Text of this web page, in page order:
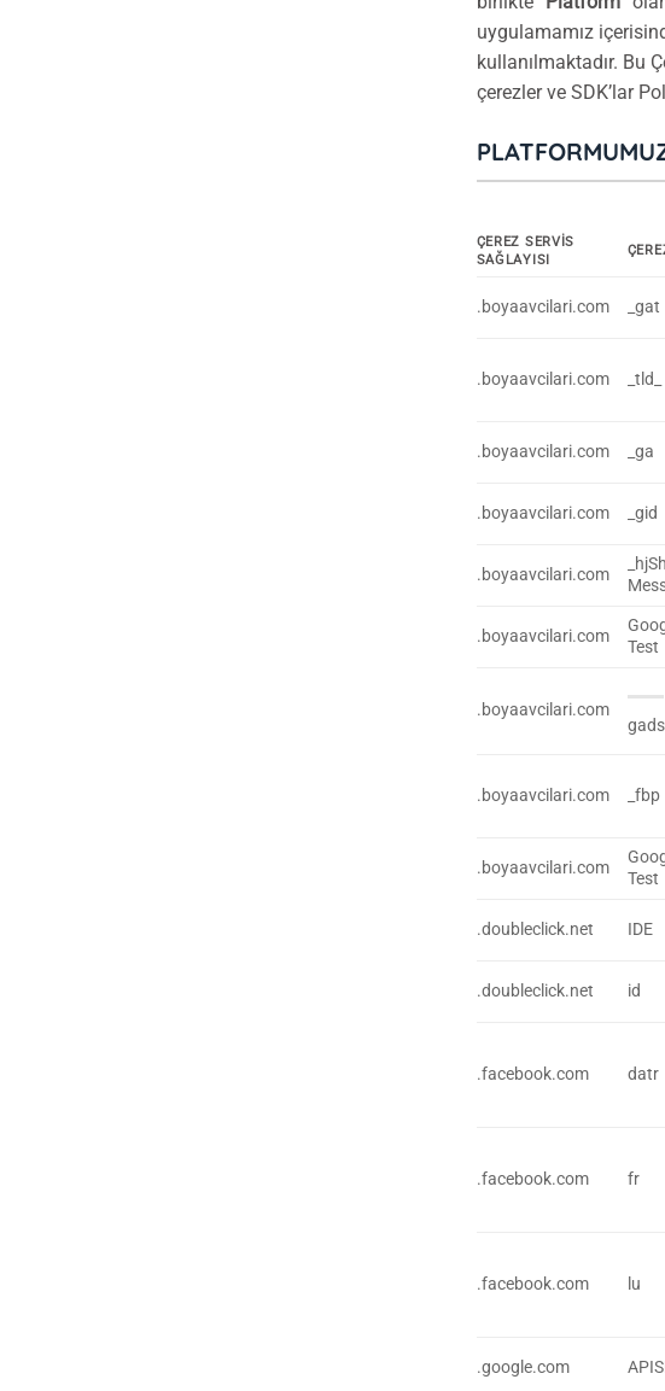
uygulamamız
kullanılmaktadır. Bu
çerezler ve SDK’lar
ÇEREZ SERVIS
SAĞLAYISI
.boyaavcilari.com _gat
.boyaavcilari.com _tld_
.boyaavcilari.com _ga
.boyaavcilari.com _gid
.boyaavcilari.com
.boyaavcilari.com
Test
.boyaavcilari.com
gads
.boyaavcilari.com _fbp
.boyaavcilari.com
Test
.doubleclick.net IDE
.doubleclick.net id
.facebook.com datr
.facebook.com fr
.facebook.com lu
.google.com